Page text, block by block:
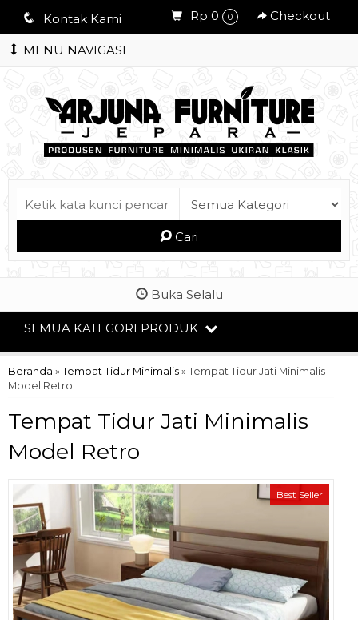
q Kontak Kami Rp 0 0 Checkout
MENU NAVIGASI
Cari
Buka Selalu
SEMUA KATEGORI PRODUK
Beranda » Tempat Tidur Minimalis » Tempat Tidur Jati Minimalis
Model Retro
Tempat Tidur Jati Minimalis
Model Retro
Best Seller